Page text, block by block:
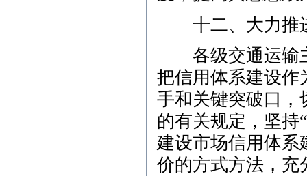
十二、大力推
各级交通运输主
把信用体系建设作
手和关键突破口，
的有关规定，坚持
建设市场信用体系
价的方式方法，充